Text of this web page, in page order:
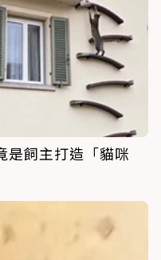
是飼主打造「貓咪